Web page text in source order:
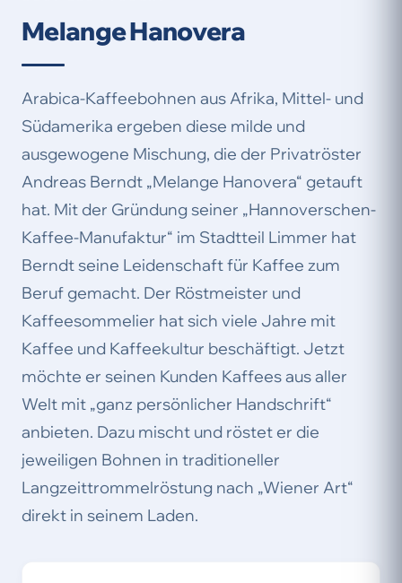
Melange Hanovera
Arabica-Kaffeebohnen aus Afrika, Mittel- und
Südamerika ergeben diese milde und
ausgewogene Mischung, die der Privatröster
Andreas Berndt „Melange Hanovera“ getauft
hat. Mit der Gründung seiner „Hannoverschen-
Kaffee-Manufaktur“ im Stadtteil Limmer hat
Berndt seine Leidenschaft für Kaffee zum
Beruf gemacht. Der Röstmeister und
Kaffeesommelier hat sich viele Jahre mit
Kaffee und Kaffeekultur beschäftigt. Jetzt
möchte er seinen Kunden Kaffees aus aller
Welt mit „ganz persönlicher Handschrift“
anbieten. Dazu mischt und röstet er die
jeweiligen Bohnen in traditioneller
Langzeittrommelröstung nach „Wiener Art“
direkt in seinem Laden.